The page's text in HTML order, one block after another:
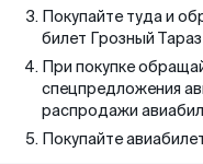
Покупайте туда и
билет Грозный
При покупке
спецпредложения
распродажи
Покупайте